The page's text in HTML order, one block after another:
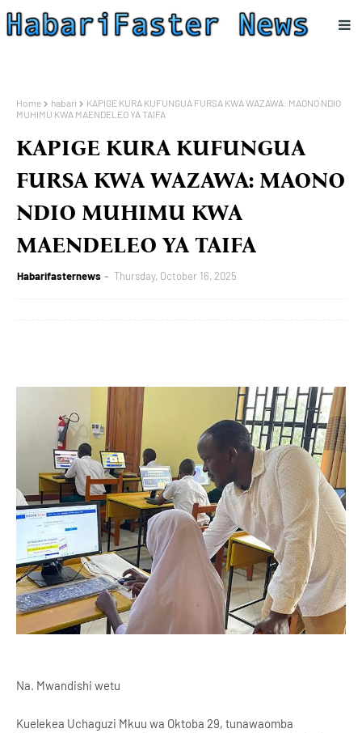
Home habari
KAPIGE KURA KUFUNGUA FURSA KWA WAZAWA: MAONO NDIO
MUHIMU KWA MAENDELEO YA TAIFA
KAPIGE KURA KUFUNGUA
FURSA KWA WAZAWA: MAONO
NDIO MUHIMU KWA
MAENDELEO YA TAIFA
Habarifasternews Thursday, October 16, 2025
Na. Mwandishi wetu
Kuelekea Uchaguzi Mkuu wa Oktoba 29, tunawaomba